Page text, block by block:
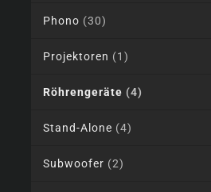
Phono (30)
Projektoren (1)
Röhrengeräte (4)
Stand-Alone (4)
Subwoofer (2)